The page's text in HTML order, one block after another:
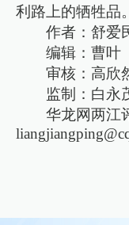
利路上的牺牲品。
作者：舒爱
编辑：曹叶
审核：高欣
监制：白永
华龙网两江